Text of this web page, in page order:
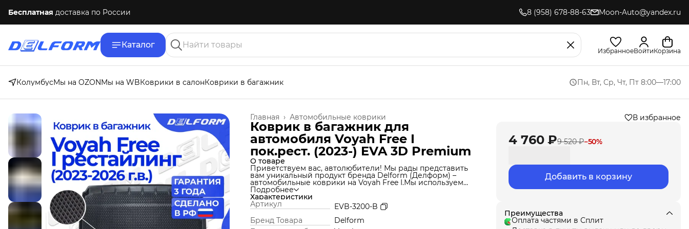
Бесплатная доставка по России 8 (958) 678-88-63 Moon-Auto@yandex.ru
Каталог
ИзбранноеВойтиКорзина
КолумбусМы на OZONМы на WBКоврики в салонКоврики в багажник Пн, Вт, Ср, Чт, Пт 8:00—17:00
Автомобильные коврики
Главная ›
Коврик в багажник для
автомобиля Voyah Free I
пок.рест. (2023-) EVA 3D Premium
О товаре
Приветствуем вас, автолюбители! Мы рады представить
вам уникальный продукт бренда Delform (Делформ) –
автомобильные коврики на Voyah Free I.Мы используем
уникальную технологию производства, которая позволяет
нам создавать коврики из материала термоэластопласт
(ТЭП), который идеально подходит под салон автомобиля
и обеспечивает надежную защиту от грязи и влаги. Но это
еще не все! Продукт Delform включают в себя функции
обычных ковров вместе с функцией ковриков со
Подробнее
Характеристики
Артикул
EVB-3200-B
Бренд Товара
Delform
В избранное
4 760 ₽9 520 ₽−50%
Добавить в корзину
Преимущества
Оплата частями в Сплит